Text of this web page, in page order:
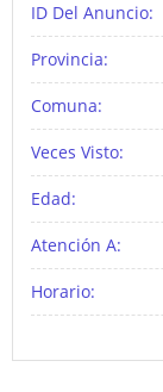
ID Del Anuncio:
Provincia:
Comuna:
Veces Visto:
Edad:
Atención A:
Horario: